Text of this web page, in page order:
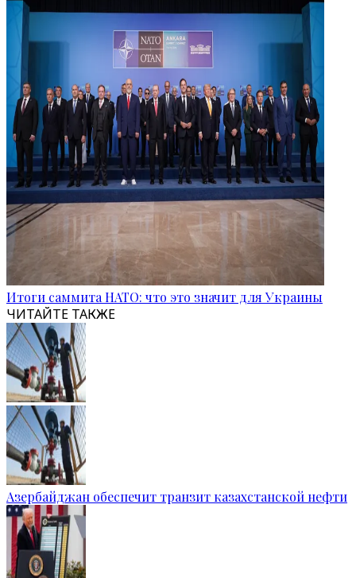
Итоги саммита НАТО: что это значит для Украины
ЧИТАЙТЕ ТАКЖЕ
Азербайджан обеспечит транзит казахстанской нефти